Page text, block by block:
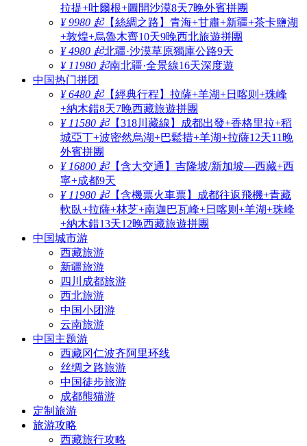
拉提+吐爾根+圖開沙漠8天7晚外賓拼團
¥ 9980 起【絲綢之路】青海+甘肅+新疆+茶卡鹽湖
+敦煌+烏魯木齊10天9晚西北旅遊拼團
¥ 4980 起北疆·沙漠草原獨庫公路9天
¥ 11980 起南北疆·全景線16天深度遊
中国热门拼团
¥ 6480 起【經典行程】拉薩+羊湖+日喀则+珠峰
+納木錯8天7晚西藏旅遊拼團
¥ 11580 起【318川藏線】成都出發+香格里拉+稻
城亞丁+波密然烏湖+巴鬆措+羊湖+拉薩12天11晚
外賓拼團
¥ 16800 起【含大交通】吉隆坡/新加坡—西藏+西
寧+成都9天
¥ 11980 起【含機票火車票】成都往返飛機+青藏
軟臥+拉薩+林芝+南迦巴瓦峰+日喀则+羊湖+珠峰
+納木錯13天12晚西藏旅遊拼團
中国城市游
西藏旅游
新疆旅游
四川成都旅游
西北旅游
中国小团游
云南旅游
中国主题游
西藏冈仁波齐阿里环线
丝绸之路旅游
中国徒步旅游
成都熊猫游
定制旅游
旅游攻略
西藏旅行攻略